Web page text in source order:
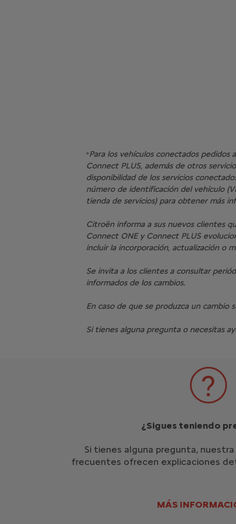
*Para los vehículos conectados
Connect PLUS, además de otros
disponibilidad de los servicios
número de identificación del vehículo
tienda de servicios) para obtener más
Citroën informa a sus nuevos clientes
Connect ONE y Connect PLUS
incluir la incorporación, actualización o
Se invita a los clientes a consultar
informados de los cambios.
En caso de que se produzca un cambio
Si tienes alguna pregunta o necesitas
¿Sigues teniendo
Si tienes alguna pregunta,
frecuentes ofrecen explicaciones
MÁS